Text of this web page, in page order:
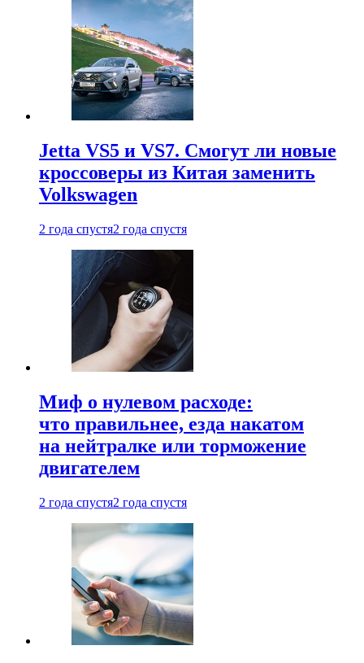
Jetta VS5 и VS7. Смогут ли новые
кроссоверы из Китая заменить
Volkswagen
2 года спустя2 года спустя
Миф о нулевом расходе:
что правильнее, езда накатом
на нейтралке или торможение
двигателем
2 года спустя2 года спустя